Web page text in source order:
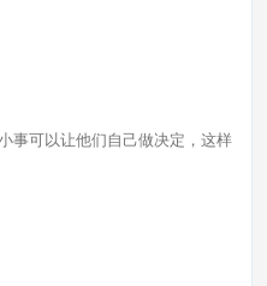
事可以让他们自己做决定，这样